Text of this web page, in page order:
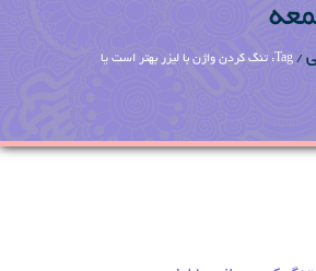
/
Tag: تنگ کردن واژن با لیزر بهتر است یا